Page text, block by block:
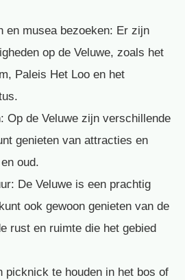
en musea bezoeken: Er zijn
op de Veluwe, zoals het
Paleis Het Loo en het
Op de Veluwe zijn verschillende
genieten van attracties en
oud.
De Veluwe is een prachtig
ook gewoon genieten van de
rust en ruimte die het gebied
picknick te houden in het bos of